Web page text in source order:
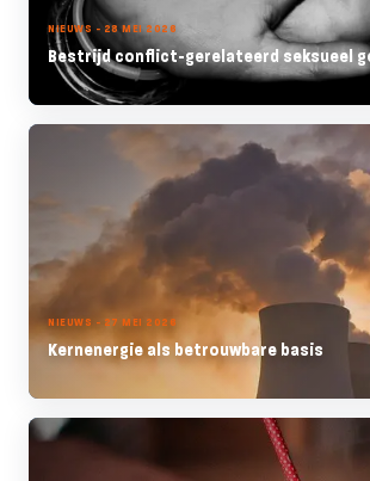
NIEUWS - 28 MEI 2026
Bestrijd conflict-gerelateerd seksueel
NIEUWS - 27 MEI 2026
Kernenergie als betrouwbare basis